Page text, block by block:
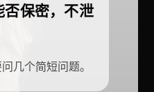
保密，不泄
几个简短问题。